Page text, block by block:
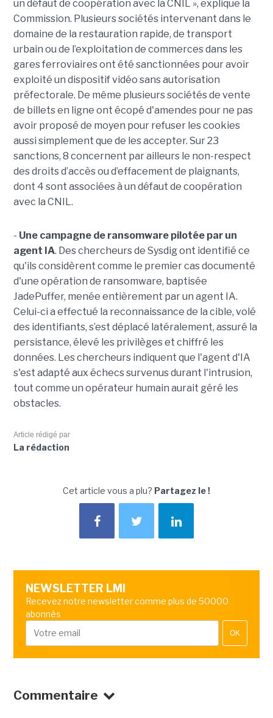
un défaut de coopération avec la CNIL », explique la
Commission. Plusieurs sociétés intervenant dans le
domaine de la restauration rapide, de transport
urbain ou de l’exploitation de commerces dans les
gares ferroviaires ont été sanctionnées pour avoir
exploité un dispositif vidéo sans autorisation
préfectorale. De même plusieurs sociétés de vente
de billets en ligne ont écopé d'amendes pour ne pas
avoir proposé de moyen pour refuser les cookies
aussi simplement que de les accepter. Sur 23
sanctions, 8 concernent par ailleurs le non-respect
des droits d’accès ou d’effacement de plaignants,
dont 4 sont associées à un défaut de coopération
avec la CNIL.
- Une campagne de ransomware pilotée par un
agent IA. Des chercheurs de Sysdig ont identifié ce
qu'ils considèrent comme le premier cas documenté
d'une opération de ransomware, baptisée
JadePuffer, menée entièrement par un agent IA.
Celui-ci a effectué la reconnaissance de la cible, volé
des identifiants, s’est déplacé latéralement, assuré la
persistance, élevé les privilèges et chiffré les
données. Les chercheurs indiquent que l'agent d'IA
s'est adapté aux échecs survenus durant l'intrusion,
tout comme un opérateur humain aurait géré les
obstacles.
Article rédigé par
La rédaction
Cet article vous a plu? Partagez le !
NEWSLETTER LMI
Recevez notre newsletter comme plus de 50000
abonnés
OK
Commentaire